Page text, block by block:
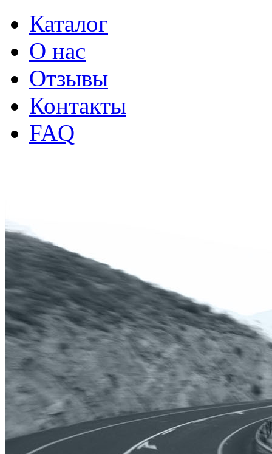
Каталог
О нас
Отзывы
Контакты
FAQ